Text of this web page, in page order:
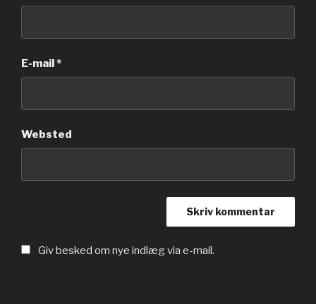
E-mail*
Websted
Giv besked om nye indlæg via e-mail.